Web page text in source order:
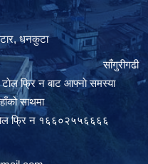
धनकुटा
४०००६८ साँगुरीगढी
टाेल फ्रि न बाट आफ्नाे समस्या
साथमा
फ्रि न १६६०२५५६६६६